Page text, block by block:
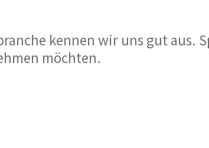
kennen wir uns gut aus.
möchten.